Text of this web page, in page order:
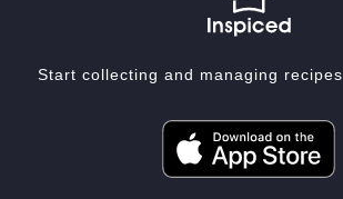
Start collecting and managing